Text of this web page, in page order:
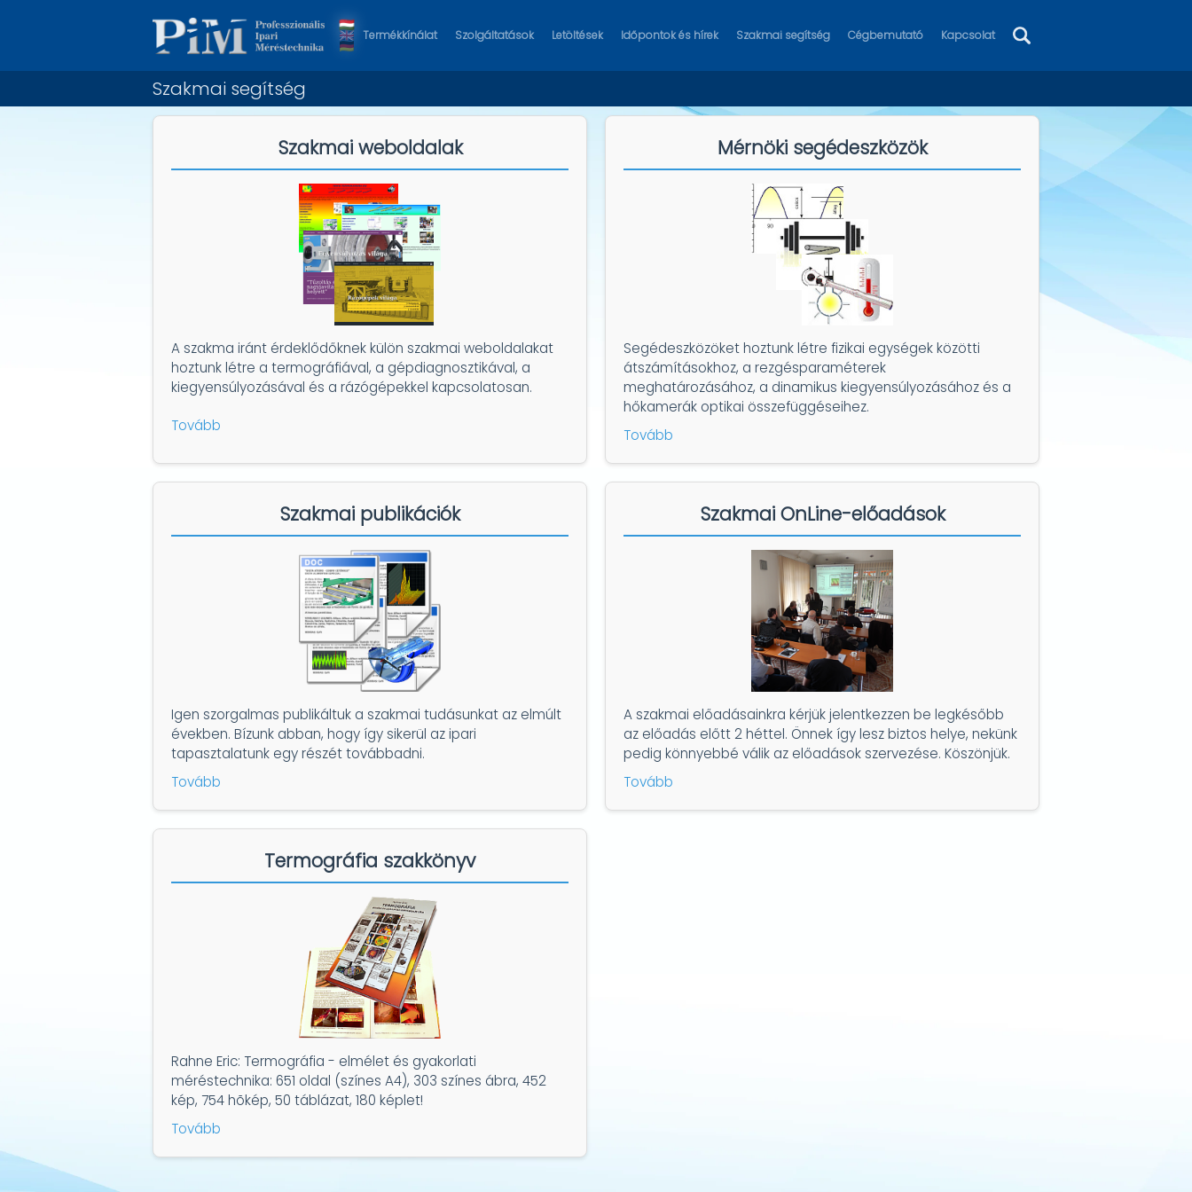
Termékkínálat Szolgáltatások Letöltések Időpontok és hírek Szakmai segítség Cégbemutató Kapcsolat
Szakmai segítség
Szakmai weboldalak
A szakma iránt érdeklődőknek külön szakmai weboldalakat
hoztunk létre a termográfiával, a gépdiagnosztikával, a
kiegyensúlyozásával és a rázógépekkel kapcsolatosan.
Tovább
Mérnöki segédeszközök
Segédeszközöket hoztunk létre fizikai egységek közötti
átszámításokhoz, a rezgésparaméterek
meghatározásához, a dinamikus kiegyensúlyozásához és a
hőkamerák optikai összefüggéseihez.
Tovább
Szakmai publikációk
Igen szorgalmas publikáltuk a szakmai tudásunkat az elmúlt
években. Bízunk abban, hogy így sikerül az ipari
tapasztalatunk egy részét továbbadni.
Tovább
Szakmai OnLine-előadások
A szakmai előadásainkra kérjük jelentkezzen be legkésőbb
az előadás előtt 2 héttel. Önnek így lesz biztos helye, nekünk
pedig könnyebbé válik az előadások szervezése. Köszönjük.
Tovább
Termográfia szakkönyv
Rahne Eric: Termográfia - elmélet és gyakorlati
méréstechnika: 651 oldal (színes A4), 303 színes ábra, 452
kép, 754 hõkép, 50 táblázat, 180 képlet!
Tovább